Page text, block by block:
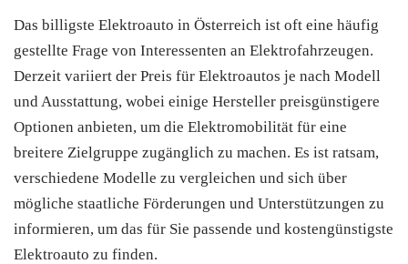
Das billigste Elektroauto in Österreich ist oft eine häufig
gestellte Frage von Interessenten an Elektrofahrzeugen.
Derzeit variiert der Preis für Elektroautos je nach Modell
und Ausstattung, wobei einige Hersteller preisgünstigere
Optionen anbieten, um die Elektromobilität für eine
breitere Zielgruppe zugänglich zu machen. Es ist ratsam,
verschiedene Modelle zu vergleichen und sich über
mögliche staatliche Förderungen und Unterstützungen zu
informieren, um das für Sie passende und kostengünstigste
Elektroauto zu finden.